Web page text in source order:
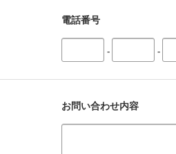
電話番号
- -
お問い合わせ内容